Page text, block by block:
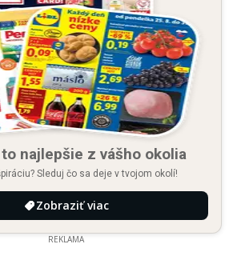
najlepšie z vášho okolia
Sleduj čo sa deje v tvojom okolí!
Zobraziť viac
REKLAMA